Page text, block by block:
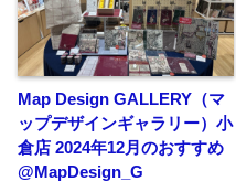
Map Design GALLERY（マ
ップデザインギャラリー）小
倉店 2024年12月のおすすめ
@MapDesign_G